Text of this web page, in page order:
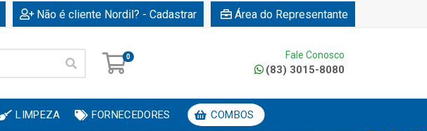
Não é cliente Nordil? - Cadastrar Área do Representante
0 Fale Conosco
(83) 3015-8080
LIMPEZA FORNECEDORES COMBOS